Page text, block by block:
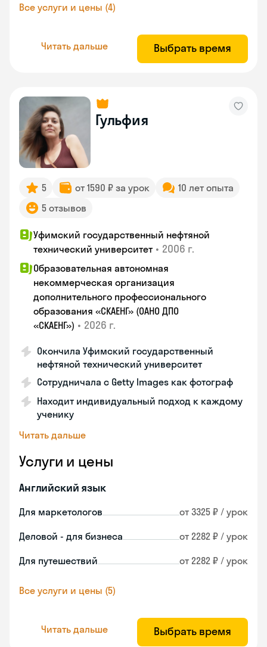
Все услуги и цены (4)
Читать дальше Выбрать время
Гульфия
5 от 1590 ₽ за урок
10 лет опыта
5 отзывов
Уфимский государственный нефтяной
технический университет • 2006 г.
Образовательная автономная
некоммерческая организация
дополнительного профессионального
образования «СКАЕНГ» (ОАНО ДПО
«СКАЕНГ») • 2026 г.
Окончила Уфимский государственный
нефтяной технический университет
Сотрудничала с Getty Images как фотограф
Находит индивидуальный подход к каждому
ученику
Читать дальше
Услуги и цены
Английский язык
Для маркетологов от 3325 ₽ / урок
Деловой - для бизнеса от 2282 ₽ / урок
Для путешествий от 2282 ₽ / урок
Все услуги и цены (5)
Читать дальше Выбрать время